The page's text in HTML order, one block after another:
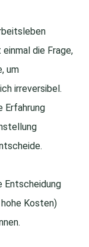
die Frage,
um
irreversibel.
Erfahrung
Entscheidung
Kosten)